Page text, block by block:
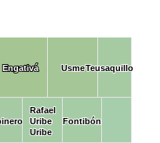
Engativá
Engativá
Fontibón
Fontibón
Uribe
Rafael
Uribe
Uribe
Uribe
Rafael
Uribe
Uribe
Teusaquillo
Teusaquillo
Usme
Usme